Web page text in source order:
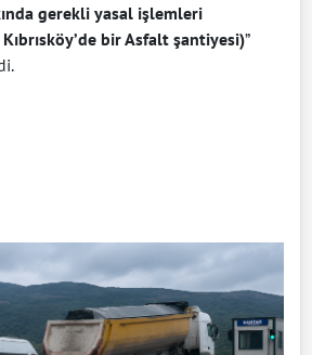
gerekli yasal işlemleri
bir Asfalt şantiyesi)”